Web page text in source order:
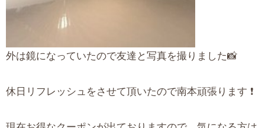
外は鏡になっていたので友達と写真を撮りました📸
休日リフレッシュをさせて頂いたので南本頑張ります ❗